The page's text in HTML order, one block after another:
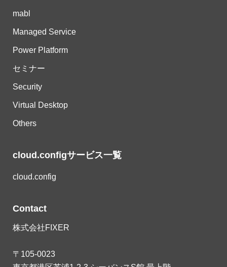
mabl
Managed Service
Power Platform
セミナー
Security
Virtual Desktop
Others
cloud.configサービス一覧
cloud.config
Contact
株式会社FIXER
〒105-0023